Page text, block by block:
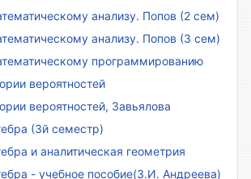
анализу. Попов (2 сем)
анализу. Попов (3 сем)
программированию
вероятностей
вероятностей, Завьялова
(3й семестр)
и аналитическая геометрия
- учебное пособие(З.И. Андреева)